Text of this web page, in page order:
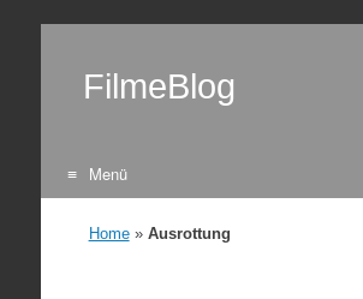
FilmeBlog
Menü
Home» Ausrottung